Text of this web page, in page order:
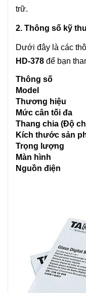
trữ.
2. Thông số kỹ
Dưới đây là các
HD-378 để bạn
Thông số
Model
Thương hiệu
Mức cân tối đa
Thang chia (Độ
Kích thước sản
Trọng lượng
Màn hình
Nguồn điện